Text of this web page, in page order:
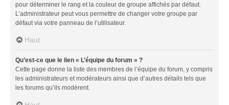
pour déterminer le rang et la couleur de groupe affichés par défaut.
L’administrateur peut vous permettre de changer votre groupe par
défaut via votre panneau de l’utilisateur.
Haut
Qu’est-ce que le lien « L’équipe du forum » ?
Cette page donne la liste des membres de l’équipe du forum, y compris
les administrateurs et modérateurs ainsi que d’autres détails tels que
les forums qu’ils modèrent.